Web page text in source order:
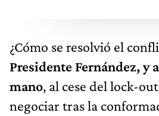
¿Cómo se resolvió el
Presidente Fernández, y
mano, al cese del lock-
negociar tras la